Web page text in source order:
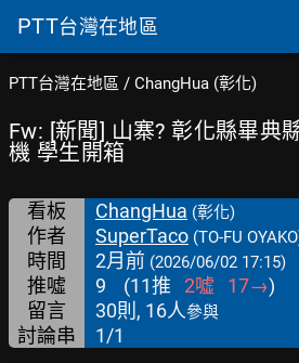
PTT台灣在地區
PTT台灣在地區 / ChangHua (彰化)
Fw: [新聞] 山寨? 彰化縣畢典
機 學生開箱
看板 ChangHua (彰化)
作者 SuperTaco (TO-FU
時間 2月前 (2026/06/02 17:15)
推噓 9 (11推 2噓 17→)
留言
30則, 16人參與
討論串 1/1